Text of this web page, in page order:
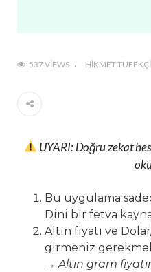
537 VIEWS HIKMET TÜFEKÇI
UYARI: Doğru zekat
Bu uygulama
Dini bir fetva
Altın fiyatı ve
girmeniz
→ Altın gram